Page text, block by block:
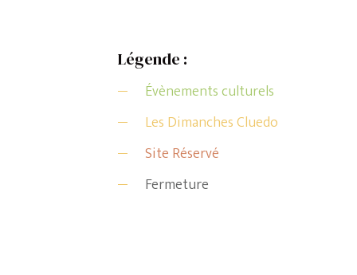
Légende :
Évènements culturels
Les Dimanches Cluedo
Site Réservé
Fermeture